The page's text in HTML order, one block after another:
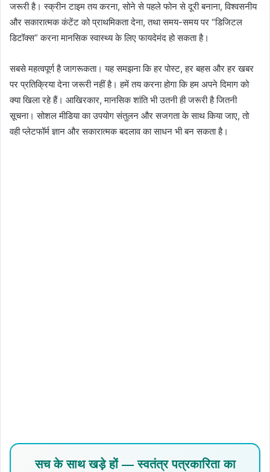
जरूरी है। स्क्रीन टाइम तय करना, सोने से पहले फोन से दूरी बनाना, विश्वसनीय
और सकारात्मक कंटेंट को प्राथमिकता देना, तथा समय-समय पर “डिजिटल
डिटॉक्स” करना मानसिक स्वास्थ्य के लिए फायदेमंद हो सकता है।
सबसे महत्वपूर्ण है जागरूकता। यह समझना कि हर पोस्ट, हर बहस और हर खबर
पर प्रतिक्रिया देना जरूरी नहीं है। हमें तय करना होगा कि हम अपने दिमाग को
क्या खिला रहे हैं। आखिरकार, मानसिक शांति भी उतनी ही जरूरी है जितनी
सूचना। सोशल मीडिया का उपयोग संतुलन और सजगता के साथ किया जाए, तो
वही प्लेटफॉर्म ज्ञान और सकारात्मक बदलाव का साधन भी बन सकता है।
सच के साथ खड़े हों — स्वतंत्र पत्रकारिता का